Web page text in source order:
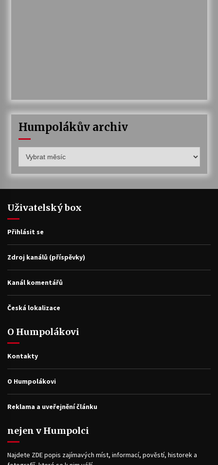
Humpolákův archiv
archiv
Uživatelský box
Přihlásit se
Zdroj kanálů (příspěvky)
Kanál komentářů
Česká lokalizace
O Humpolákovi
Kontakty
O Humpolákovi
Reklama a uveřejnění článku
nejen v Humpolci
Najdete ZDE popis zajímavých míst, informací, pověstí, historek a